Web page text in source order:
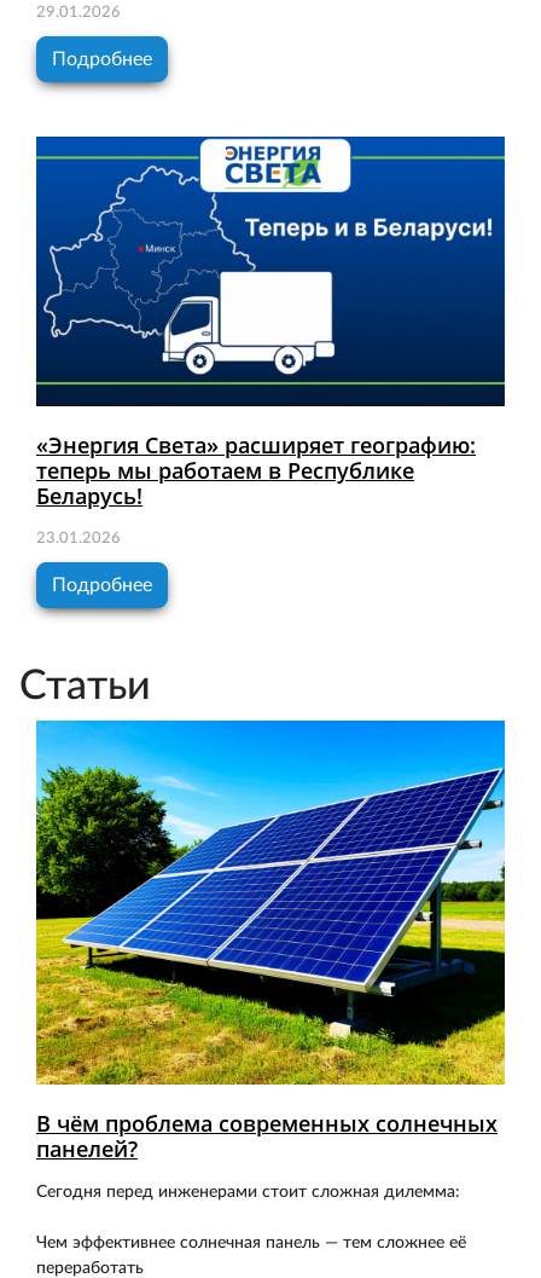
29.01.2026
Подробнее
«Энергия Света» расширяет географию:
теперь мы работаем в Республике
Беларусь!
23.01.2026
Подробнее
Статьи
В чём проблема современных солнечных
панелей?
Сегодня перед инженерами стоит сложная дилемма:
Чем эффективнее солнечная панель — тем сложнее её
переработать